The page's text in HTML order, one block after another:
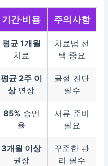
기간·비용 주의사항
평균 1개월
치료
치료법 선
택 중요
평균 2주 이
상연장
골절 진단
필수
85% 승인
율
서류 준비
필요
3개월 이상
권장
꾸준한 관
리 필수